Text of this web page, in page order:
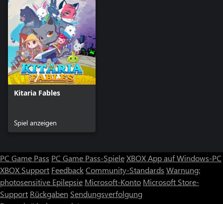
Kitaria Fables
Spiel anzeigen
PC Game Pass PC Game Pass-SpieleXBOX App auf Windows-PC
XBOX Support FeedbackCommunity-Standards Warnung:
photosensitive Epilepsie Microsoft-Konto Microsoft Store-
Support Rückgaben Sendungsverfolgung